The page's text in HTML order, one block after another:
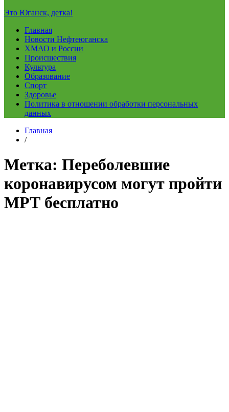
Это Юганск, детка!
Главная
Новости Нефтеюганска
ХМАО и России
Происшествия
Культура
Образование
Спорт
Здоровье
Политика в отношении обработки персональных
данных
Главная
/
Метка: Переболевшие
коронавирусом могут пройти
МРТ бесплатно